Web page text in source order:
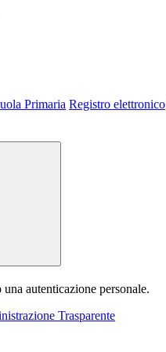
Primaria Registro elettronico
autenticazione personale.
Trasparente